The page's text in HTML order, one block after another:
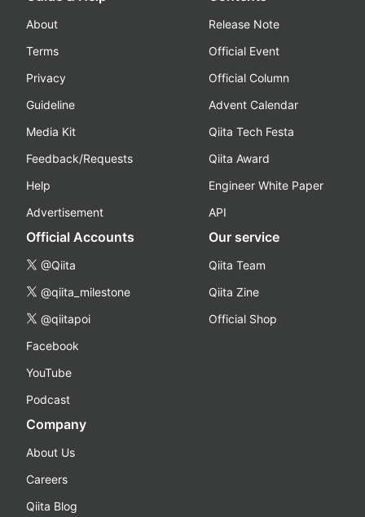
About
Terms
Privacy
Guideline
Media Kit
Feedback/Requests
Help
Advertisement
Release Note
Official Event
Official Column
Advent Calendar
Qiita Tech Festa
Qiita Award
Engineer White Paper
API
Official Accounts
@Qiita
@qiita_milestone
@qiitapoi
Facebook
YouTube
Podcast
Our service
Qiita Team
Qiita Zine
Official Shop
Company
About Us
Careers
Qiita Blog